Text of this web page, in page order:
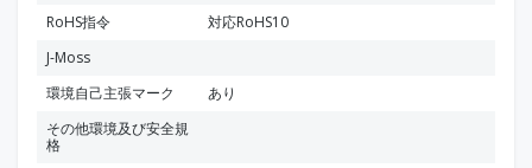
RoHS指令
対応RoHS10
J-Moss
環境自己主張マーク
あり
その他環境及び安全規
格